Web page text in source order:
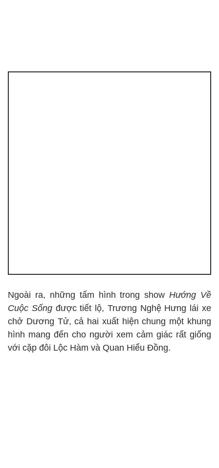
Ngoài ra, những tấm hình trong showHướng Về
Cuộc Sốngđược tiết lộ, Trương Nghệ Hưng lái xe
chở Dương Tử, cả hai xuất hiện chung một khung
hình mang đến cho người xem cảm giác rất giống
với cặp đôi Lộc Hàm và Quan Hiểu Đồng.